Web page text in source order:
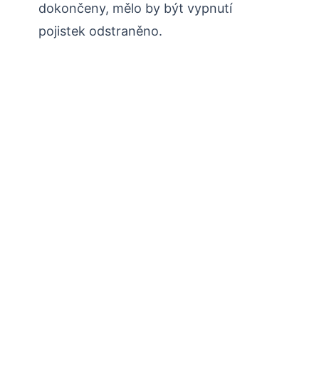
dokončeny, mělo by být vypnutí
pojistek odstraněno.